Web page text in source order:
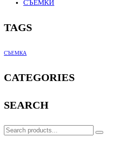
СЪЕМКИ
TAGS
СЪЕМКА
CATEGORIES
SEARCH